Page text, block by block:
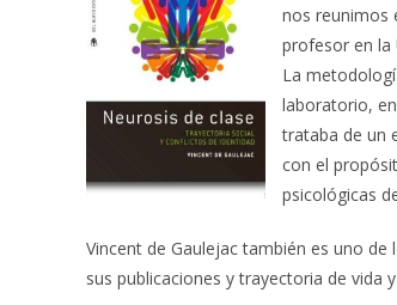
nos reunimos
profesor en la
La
laboratorio,
trataba de un
con el
psicológicas
Vincent de Gaulejac también es uno
sus publicaciones y trayectoria de vida